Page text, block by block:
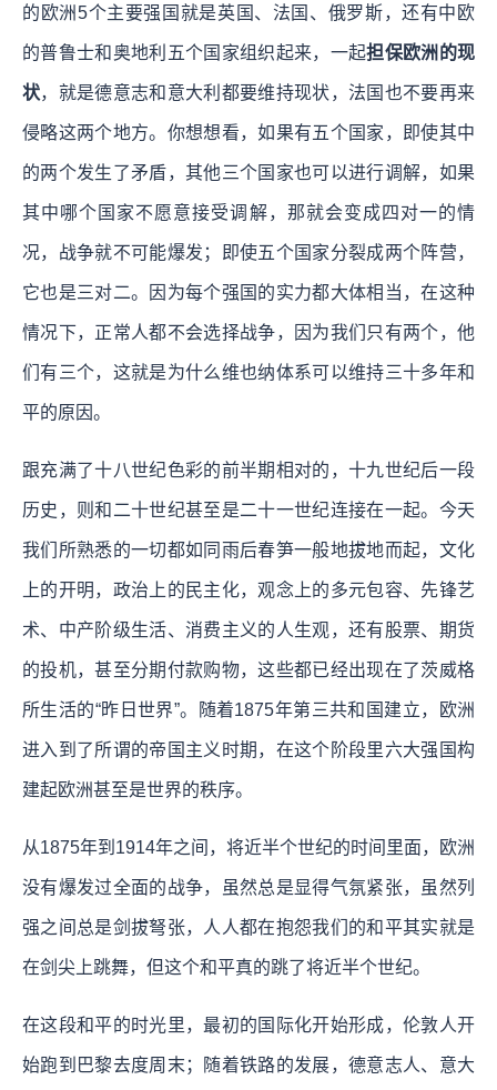
的欧洲5个主要强国就是英国、法国、俄罗斯，还有中欧
的普鲁士和奥地利五个国家组织起来，一起担保欧洲的现
状，就是德意志和意大利都要维持现状，法国也不要再来
侵略这两个地方。你想想看，如果有五个国家，即使其中
的两个发生了矛盾，其他三个国家也可以进行调解，如果
其中哪个国家不愿意接受调解，那就会变成四对一的情
况，战争就不可能爆发；即使五个国家分裂成两个阵营，
它也是三对二。因为每个强国的实力都大体相当，在这种
情况下，正常人都不会选择战争，因为我们只有两个，他
们有三个，这就是为什么维也纳体系可以维持三十多年和
平的原因。
跟充满了十八世纪色彩的前半期相对的，十九世纪后一段
历史，则和二十世纪甚至是二十一世纪连接在一起。今天
我们所熟悉的一切都如同雨后春笋一般地拔地而起，文化
上的开明，政治上的民主化，观念上的多元包容、先锋艺
术、中产阶级生活、消费主义的人生观，还有股票、期货
的投机，甚至分期付款购物，这些都已经出现在了茨威格
所生活的“昨日世界”。随着1875年第三共和国建立，欧洲
进入到了所谓的帝国主义时期，在这个阶段里六大强国构
建起欧洲甚至是世界的秩序。
从1875年到1914年之间，将近半个世纪的时间里面，欧洲
没有爆发过全面的战争，虽然总是显得气氛紧张，虽然列
强之间总是剑拔弩张，人人都在抱怨我们的和平其实就是
在剑尖上跳舞，但这个和平真的跳了将近半个世纪。
在这段和平的时光里，最初的国际化开始形成，伦敦人开
始跑到巴黎去度周末；随着铁路的发展，德意志人、意大